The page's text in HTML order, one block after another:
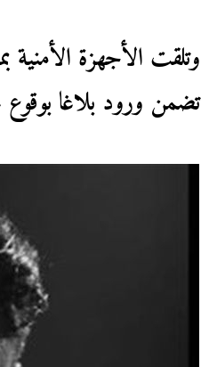
وتلقت الأجهزة الأمنية
تضمن ورود بلاغا